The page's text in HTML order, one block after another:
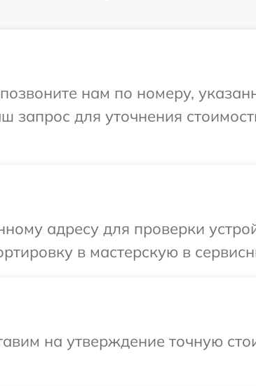
нам по номеру,
запрос для уточнения
адресу для проверки
в мастерскую в
на утверждение точную